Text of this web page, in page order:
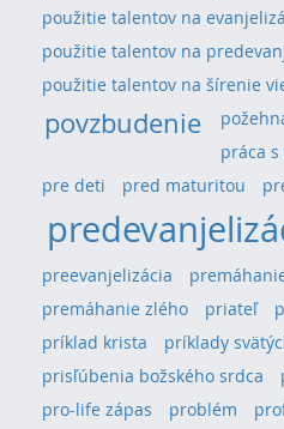
použitie talentov na
použitie talentov na
použitie talentov na šírenie
povzbudenie
práca
pre deti
pred maturitou
preevanjelizácia
premáhanie zlého
priateľ
príklad krista
príklady
prisľúbenia božského srdca
pro-life zápas
problém